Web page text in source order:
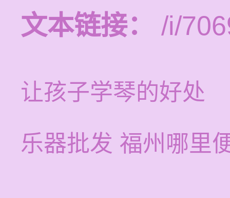
文本链接：
/i/
让孩子学琴的好处
乐器批发 福州哪里